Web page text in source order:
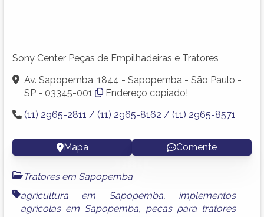
Sony Center Peças de Empilhadeiras e Tratores
Av. Sapopemba, 1844 - Sapopemba - São Paulo -
SP - 03345-001
Endereço copiado!
(11) 2965-2811 / (11) 2965-8162 / (11) 2965-8571
Mapa Comente
Tratores em Sapopemba
agricultura em Sapopemba, implementos
agricolas em Sapopemba, peças para tratores